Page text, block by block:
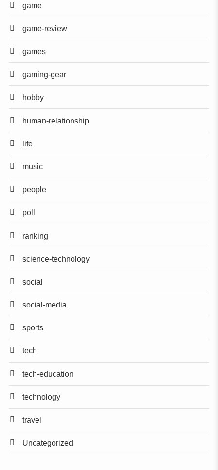
game
game-review
games
gaming-gear
hobby
human-relationship
life
music
people
poll
ranking
science-technology
social
social-media
sports
tech
tech-education
technology
travel
Uncategorized